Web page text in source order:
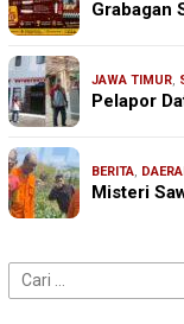
Grabagan
JAWA TIMUR,
Pelapor
BERITA,
Misteri
Cari
untuk: